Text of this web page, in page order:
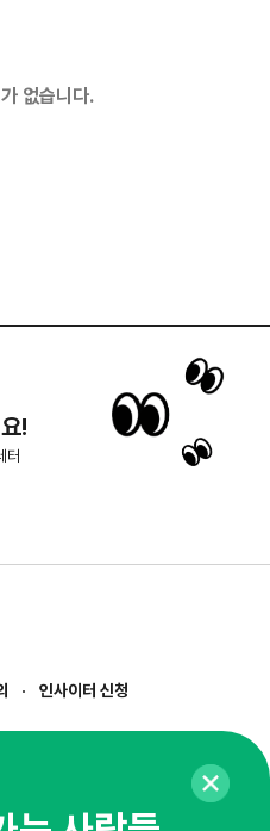
없습니다.
!
터
인사이터 신청